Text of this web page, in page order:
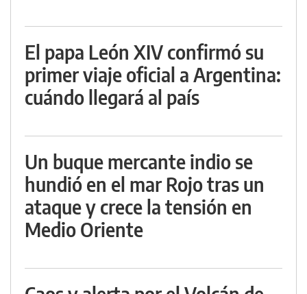
El papa León XIV confirmó su
primer viaje oficial a Argentina:
cuándo llegará al país
Un buque mercante indio se
hundió en el mar Rojo tras un
ataque y crece la tensión en
Medio Oriente